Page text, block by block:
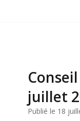
juillet
Publié le 18